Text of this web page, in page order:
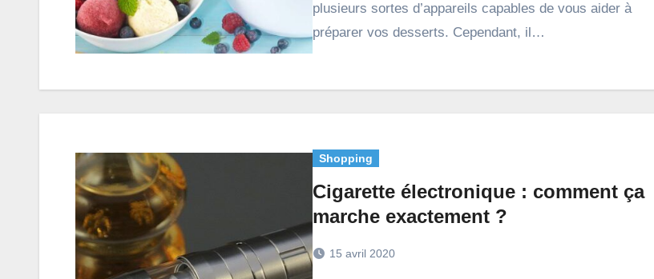
plusieurs sortes d’appareils capables de vous aider à
préparer vos desserts. Cependant, il…
Shopping
Cigarette électronique : comment ça
marche exactement ?
15 avril 2020